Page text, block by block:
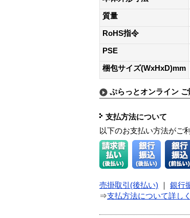
質量
RoHS指令
PSE
梱包サイズ(WxHxD)mm
ぷらっとオンライン
支払方法について
以下のお支払い方法がご
売掛取引(後払い) 銀行
⇒支払方法について詳し